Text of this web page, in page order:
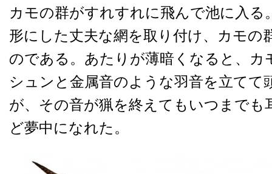
カモの群がすれすれに飛んで池に入る
形にした丈夫な網を取り付け、カモの
のである。あたりが薄暗くなると、カ
シュンと金属音のような羽音を立てて
が、その音が猟を終えてもいつまでも
ど夢中になれた。